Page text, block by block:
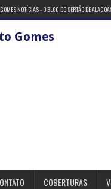
NOTÍCIAS - O BLOG DO SERTÃO DE
Gomes
COBERTURAS